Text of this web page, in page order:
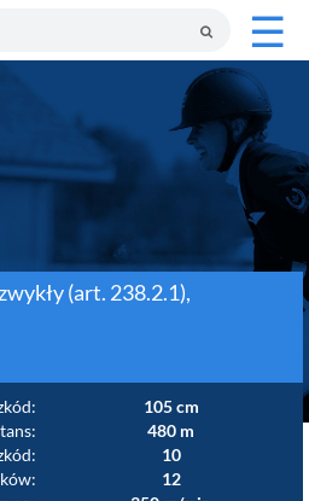
☰
(art. 238.2.1),
105 cm
480 m
10
12